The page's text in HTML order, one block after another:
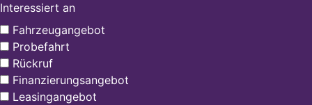
Interessiert an
Fahrzeugangebot
Probefahrt
Rückruf
Finanzierungsangebot
Leasingangebot